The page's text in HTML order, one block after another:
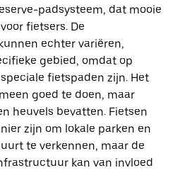
padsysteem, dat mooie
fietsers. De
echter variëren,
gebied, omdat op
fietspaden zijn. Het
goed te doen, maar
heuvels bevatten. Fietsen
zijn om lokale parken en
te verkennen, maar de
kan van invloed